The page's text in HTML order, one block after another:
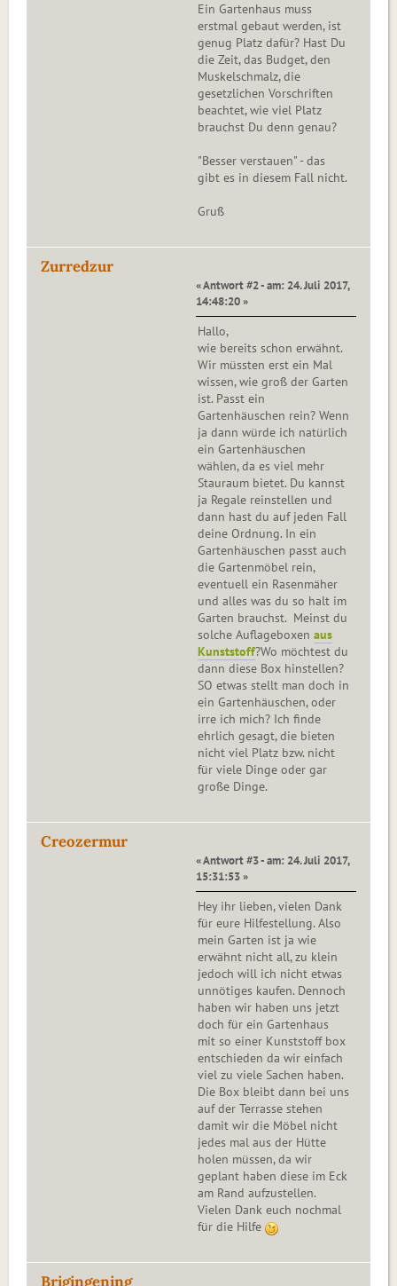
Ein Gartenhaus muss
erstmal gebaut werden, ist
genug Platz dafür? Hast Du
die Zeit, das Budget, den
Muskelschmalz, die
gesetzlichen Vorschriften
beachtet, wie viel Platz
brauchst Du denn genau?
"Besser verstauen" - das
gibt es in diesem Fall nicht.
Gruß
Zurredzur
« Antwort #2 - am: 24. Juli 2017,
14:48:20 »
Hallo,
wie bereits schon erwähnt.
Wir müssten erst ein Mal
wissen, wie groß der Garten
ist. Passt ein
Gartenhäuschen rein? Wenn
ja dann würde ich natürlich
ein Gartenhäuschen
wählen, da es viel mehr
Stauraum bietet. Du kannst
ja Regale reinstellen und
dann hast du auf jeden Fall
deine Ordnung. In ein
Gartenhäuschen passt auch
die Gartenmöbel rein,
eventuell ein Rasenmäher
und alles was du so halt im
Garten brauchst. Meinst du
solche Auflageboxen aus
Kunststoff?Wo möchtest du
dann diese Box hinstellen?
SO etwas stellt man doch in
ein Gartenhäuschen, oder
irre ich mich? Ich finde
ehrlich gesagt, die bieten
nicht viel Platz bzw. nicht
für viele Dinge oder gar
große Dinge.
Creozermur
« Antwort #3 - am: 24. Juli 2017,
15:31:53 »
Hey ihr lieben, vielen Dank
für eure Hilfestellung. Also
mein Garten ist ja wie
erwähnt nicht all, zu klein
jedoch will ich nicht etwas
unnötiges kaufen. Dennoch
haben wir haben uns jetzt
doch für ein Gartenhaus
mit so einer Kunststoff box
entschieden da wir einfach
viel zu viele Sachen haben.
Die Box bleibt dann bei uns
auf der Terrasse stehen
damit wir die Möbel nicht
jedes mal aus der Hütte
holen müssen, da wir
geplant haben diese im Eck
am Rand aufzustellen.
Vielen Dank euch nochmal
für die Hilfe
Brigingening